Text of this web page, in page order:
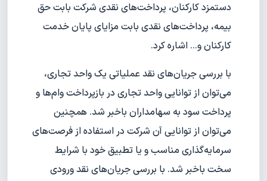
دستمزد کارکنان، پرداخت‌های نقدی شرکت بابت حق
بیمه، پرداخت‌های نقدی بابت مزایای پایان خدمت
کارکنان و... اشاره کرد.
با بررسی جریان‌های نقد عملیاتی یک واحد تجاری،
می‌توان از توانایی واحد تجاری در بازپرداخت وام‌ها و
پرداخت سود به سهامداران با‌خبر شد. همچنین
می‌توان از توانایی آن شرکت در استفاده از فرصت‌های
سرمایه‌گذاری مناسب و یا تطبیق خود با شرایط
سخت با‌خبر شد. با بررسی جریان‌های نقد ورودی